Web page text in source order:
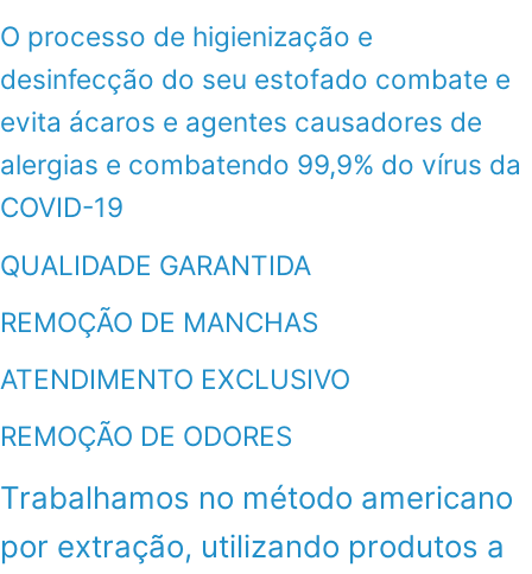
O processo de higienização e
desinfecção do seu estofado combate e
evita ácaros e agentes causadores de
alergias e combatendo 99,9% do vírus da
COVID-19
QUALIDADE GARANTIDA
REMOÇÃO DE MANCHAS
ATENDIMENTO EXCLUSIVO
REMOÇÃO DE ODORES
Trabalhamos no método americano
por extração, utilizando produtos a